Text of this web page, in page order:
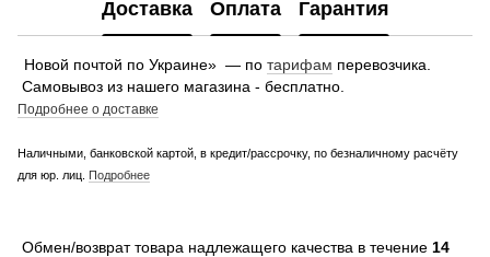
Доставка Оплата Гарантия
Новой почтой по Украине» — по тарифам перевозчика.
Самовывоз из нашего магазина - бесплатно.
Подробнее о доставке
Наличными, банковской картой, в кредит/рассрочку, по безналичному расчёту
для юр. лиц. Подробнее
Обмен/возврат товара надлежащего качества в течение 14